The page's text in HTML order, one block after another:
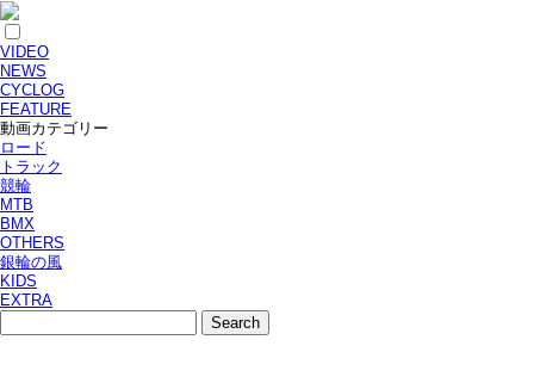
VIDEO
NEWS
CYCLOG
FEATURE
動画カテゴリー
ロード
トラック
競輪
MTB
BMX
OTHERS
銀輪の風
KIDS
EXTRA